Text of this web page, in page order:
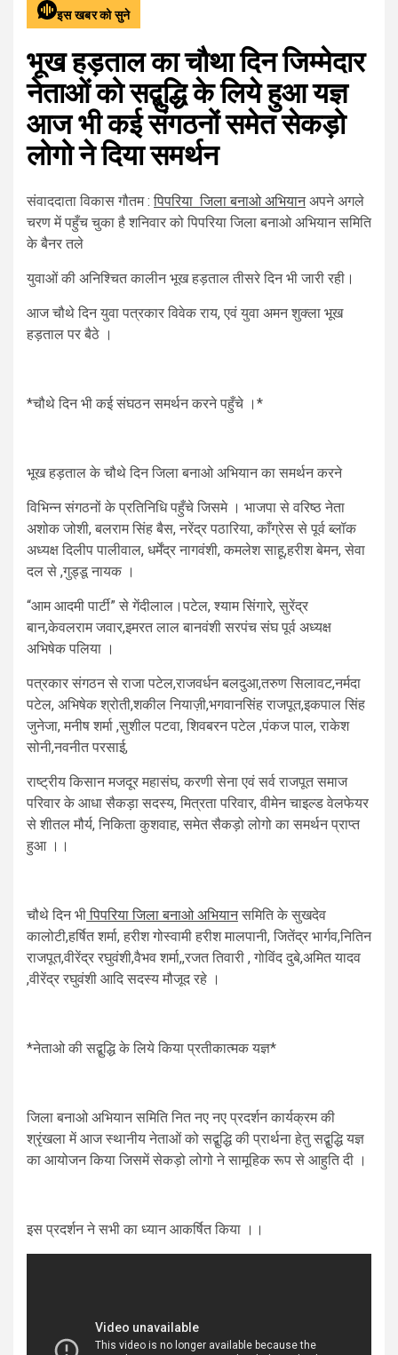
इस खबर को सुने
भूख हड़ताल का चौथा दिन जिम्मेदार
नेताओं को सद्बुद्धि के लिये हुआ यज्ञ
आज भी कई संगठनों समेत सेकड़ो
लोगो ने दिया समर्थन
संवाददाता विकास गौतम :पिपरिया जिला बनाओ अभियानअपने अगले
चरण में पहुँच चुका है शनिवार को पिपरिया जिला बनाओ अभियान समिति
के बैनर तले
युवाओं की अनिश्चित कालीन भूख हड़ताल तीसरे दिन भी जारी रही।
आज चौथे दिन युवा पत्रकार विवेक राय, एवं युवा अमन शुक्ला भूख
हड़ताल पर बैठे ।
*चौथे दिन भी कई संघठन समर्थन करने पहुँचे ।*
भूख हड़ताल के चौथे दिन जिला बनाओ अभियान का समर्थन करने
विभिन्न संगठनों के प्रतिनिधि पहुँचे जिसमे । भाजपा से वरिष्ठ नेता
अशोक जोशी, बलराम सिंह बैस, नरेंद्र पठारिया, काँग्रेस से पूर्व ब्लॉक
अध्यक्ष दिलीप पालीवाल, धर्मेंद्र नागवंशी, कमलेश साहू,हरीश बेमन, सेवा
दल से ,गुड्डू नायक ।
“आम आदमी पार्टी” से गेंदीलाल।पटेल, श्याम सिंगारे, सुरेंद्र
बान,केवलराम जवार,इमरत लाल बानवंशी सरपंच संघ पूर्व अध्यक्ष
अभिषेक पलिया ।
पत्रकार संगठन से राजा पटेल,राजवर्धन बलदुआ,तरुण सिलावट,नर्मदा
पटेल, अभिषेक श्रोती,शकील नियाज़ी,भगवानसिंह राजपूत,इकपाल सिंह
जुनेजा, मनीष शर्मा ,सुशील पटवा, शिवबरन पटेल ,पंकज पाल, राकेश
सोनी,नवनीत परसाई,
राष्ट्रीय किसान मजदूर महासंघ, करणी सेना एवं सर्व राजपूत समाज
परिवार के आधा सैकड़ा सदस्य, मित्रता परिवार, वीमेन चाइल्ड वेलफेयर
से शीतल मौर्य, निकिता कुशवाह, समेत सैकड़ो लोगो का समर्थन प्राप्त
हुआ ।।
चौथे दिन भीपिपरिया जिला बनाओ अभियानसमिति के सुखदेव
कालोटी,हर्षित शर्मा, हरीश गोस्वामी हरीश मालपानी, जितेंद्र भार्गव,नितिन
राजपूत,वीरेंद्र रघुवंशी,वैभव शर्मा,,रजत तिवारी , गोविंद दुबे,अमित यादव
,वीरेंद्र रघुवंशी आदि सदस्य मौजूद रहे ।
*नेताओ की सद्बुद्धि के लिये किया प्रतीकात्मक यज्ञ*
जिला बनाओ अभियान समिति नित नए नए प्रदर्शन कार्यक्रम की
श्रृंखला में आज स्थानीय नेताओं को सद्बुद्धि की प्रार्थना हेतु सद्बुद्धि यज्ञ
का आयोजन किया जिसमें सेकड़ो लोगो ने सामूहिक रूप से आहुति दी ।
इस प्रदर्शन ने सभी का ध्यान आकर्षित किया ।।